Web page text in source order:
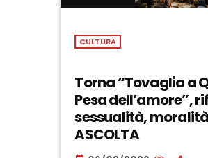
CULTURA
Torna “Tovaglia a
Pesa dell’amore”,
sessualità,
ASCOLTA